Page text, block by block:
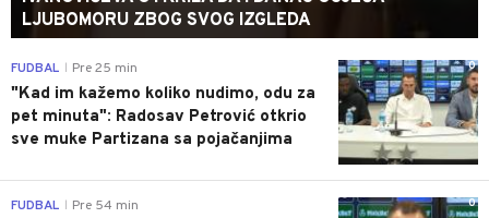
LJUBOMORU ZBOG SVOG IZGLEDA
0
FUDBAL Pre 25 min
"Kad im kažemo koliko nudimo, odu za
pet minuta": Radosav Petrović otkrio
sve muke Partizana sa pojačanjima
0
FUDBAL Pre 54 min